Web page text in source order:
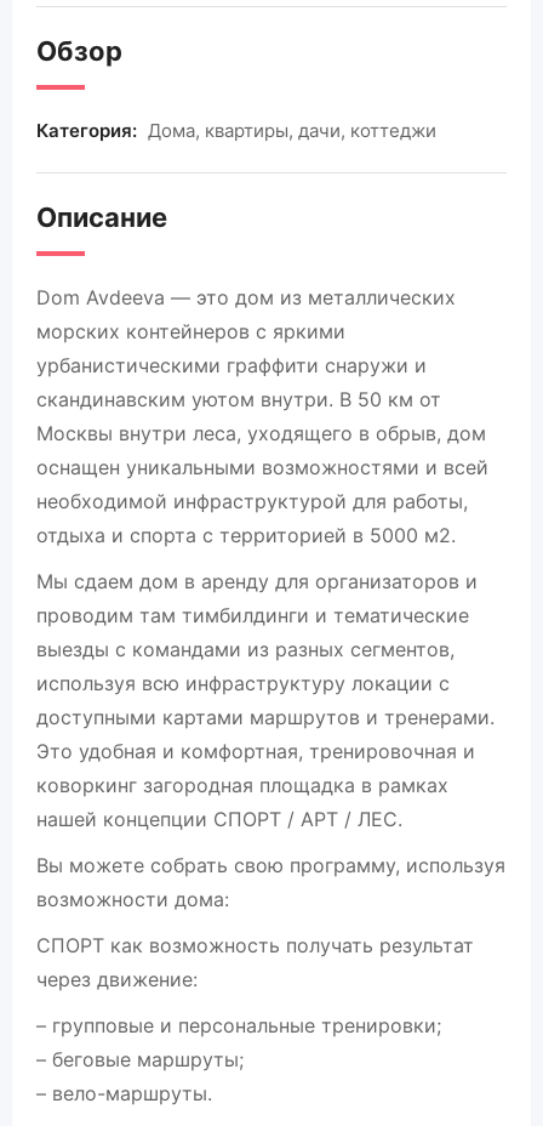
Обзор
Категория: Дома, квартиры, дачи, коттеджи
Описание
Dom Avdeeva — это дом из металлических
морских контейнеров с яркими
урбанистическими граффити снаружи и
скандинавским уютом внутри. В 50 км от
Москвы внутри леса, уходящего в обрыв, дом
оснащен уникальными возможностями и всей
необходимой инфраструктурой для работы,
отдыха и спорта с территорией в 5000 м2.
Мы сдаем дом в аренду для организаторов и
проводим там тимбилдинги и тематические
выезды с командами из разных сегментов,
используя всю инфраструктуру локации с
доступными картами маршрутов и тренерами.
Это удобная и комфортная, тренировочная и
коворкинг загородная площадка в рамках
нашей концепции СПОРТ / АРТ / ЛЕС.
Вы можете собрать свою программу, используя
возможности дома:
СПОРТ как возможность получать результат
через движение:
– групповые и персональные тренировки;
– беговые маршруты;
– вело-маршруты.